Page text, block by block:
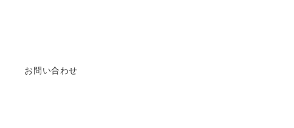
お問い合わせ